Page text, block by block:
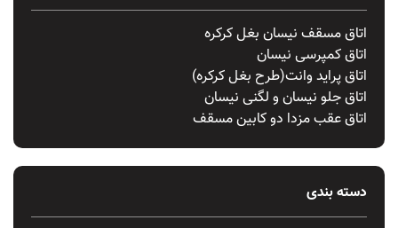
اتاق مسقف نیسان بغل کرکره
اتاق کمپرسی نیسان
اتاق پراید وانت(طرح بغل کرکره)
اتاق جلو نیسان و لگنی نیسان
اتاق عقب مزدا دو کابین مسقف
دسته بندی